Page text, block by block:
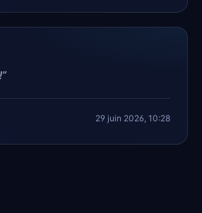
”
29 juin 2026, 10:28